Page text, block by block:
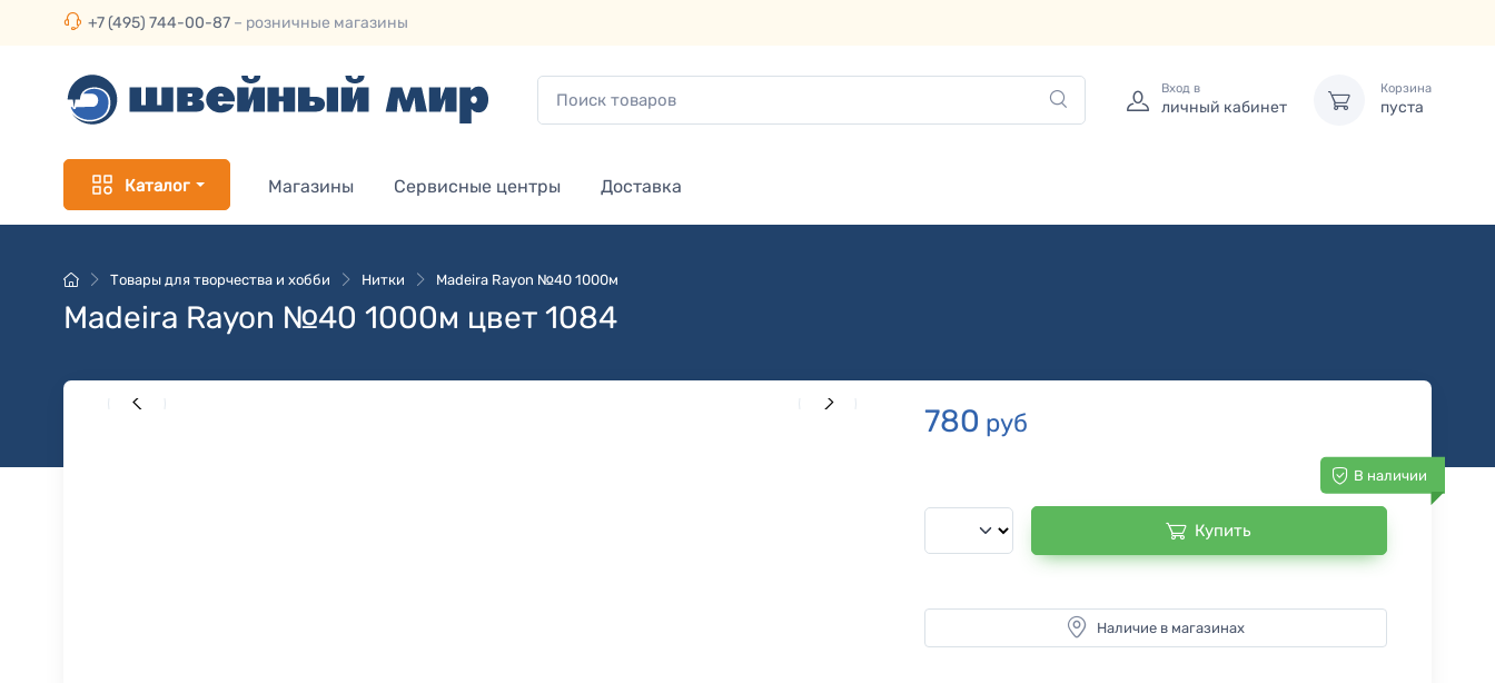
+7 (495) 744-00-87 – розничные магазины
Вход в
личный кабинет
Корзина
пуста
Каталог Магазины Сервисные центры Доставка
Товары для творчества и хобби Нитки Madeira Rayon №40 1000м
Madeira Rayon №40 1000м цвет 1084
780 руб
В наличии
Купить
Наличие в магазинах